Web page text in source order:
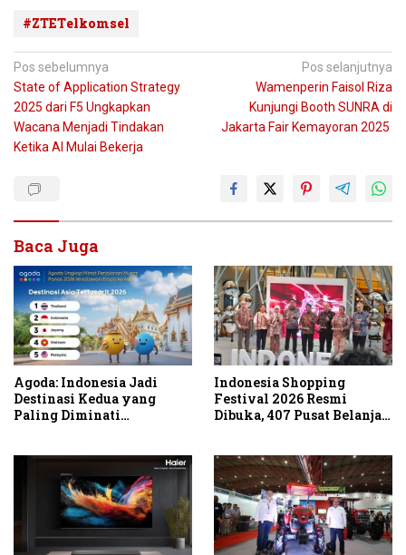
#ZTETelkomsel
Navigasi
pos
Pos sebelumnya
State of Application Strategy
2025 dari F5 Ungkapkan
Wacana Menjadi Tindakan
Ketika AI Mulai Bekerja
Pos selanjutnya
Wamenperin Faisol Riza
Kunjungi Booth SUNRA di
Jakarta Fair Kemayoran 2025
Baca Juga
Agoda: Indonesia Jadi
Destinasi Kedua yang
Paling Diminati
Indonesia Shopping
Festival 2026 Resmi
Dibuka, 407 Pusat Belanja